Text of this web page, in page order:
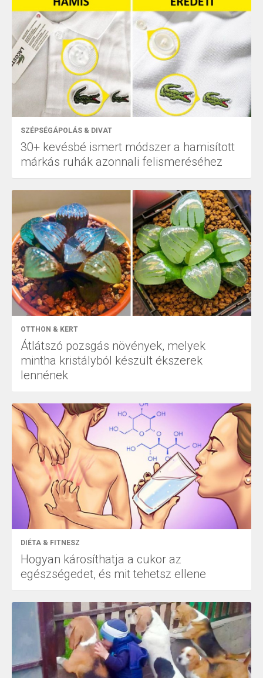
SZÉPSÉGÁPOLÁS & DIVAT
30+ kevésbé ismert módszer a hamisított
márkás ruhák azonnali felismeréséhez
OTTHON & KERT
Átlátszó pozsgás növények, melyek
mintha kristályból készült ékszerek
lennének
DIÉTA & FITNESZ
Hogyan károsíthatja a cukor az
egészségedet, és mit tehetsz ellene